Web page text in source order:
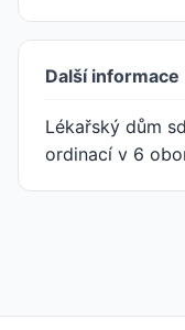
Další informace
Lékařský dům
ordinací v 6